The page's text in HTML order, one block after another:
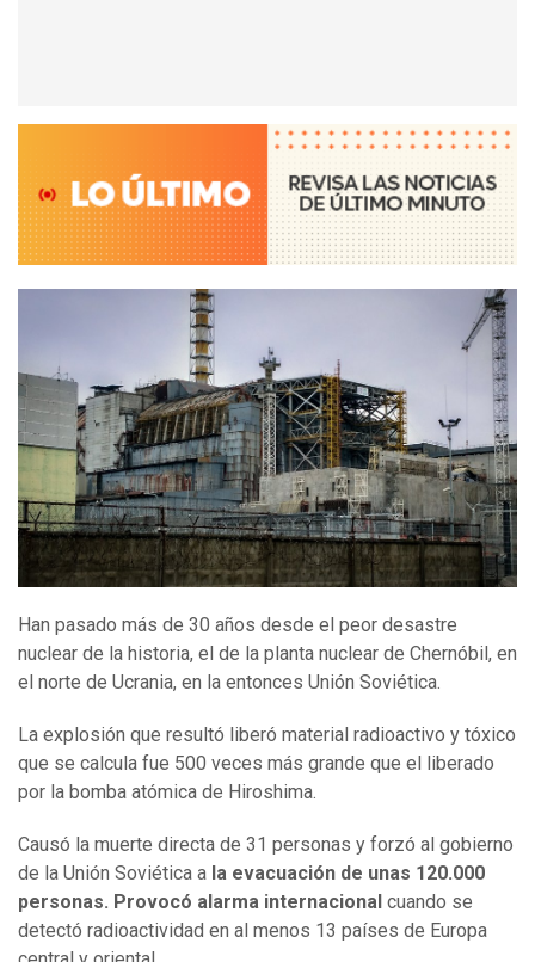
Han pasado más de 30 años desde el peor desastre
nuclear de la historia, el de la planta nuclear de Chernóbil, en
el norte de Ucrania, en la entonces Unión Soviética.
La explosión que resultó liberó material radioactivo y tóxico
que se calcula fue 500 veces más grande que el liberado
por la bomba atómica de Hiroshima.
Causó la muerte directa de 31 personas y forzó al gobierno
de la Unión Soviética a la evacuación de unas 120.000
personas. Provocó alarma internacional cuando se
detectó radioactividad en al menos 13 países de Europa